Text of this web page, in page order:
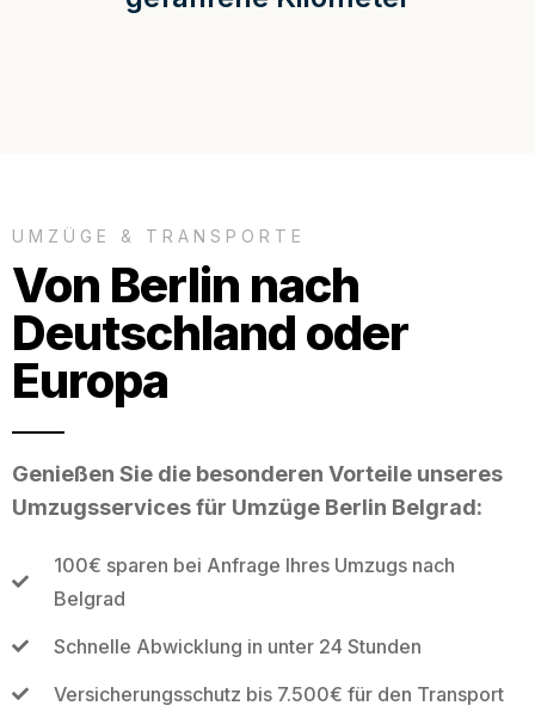
UMZÜGE & TRANSPORTE
Von Berlin nach
Deutschland oder
Europa
Genießen Sie die besonderen Vorteile unseres
Umzugsservices für Umzüge Berlin Belgrad:
100€ sparen bei Anfrage Ihres Umzugs nach
Belgrad
Schnelle Abwicklung in unter 24 Stunden
Versicherungsschutz bis 7.500€ für den Transport